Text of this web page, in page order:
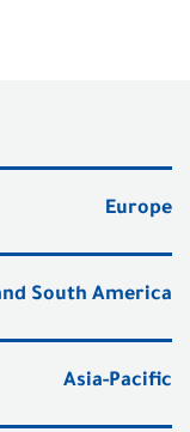
Europe
South America
Asia-Pacific